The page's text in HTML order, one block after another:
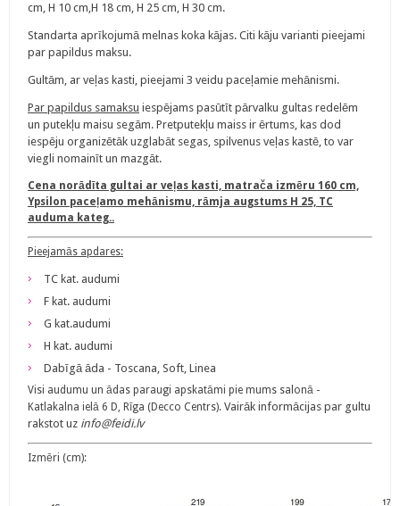
cm, H 10 cm,H 18 cm, H 25 cm, H 30 cm.
Standarta aprīkojumā melnas koka kājas. Citi kāju varianti pieejami
par papildus maksu.
Gultām, ar veļas kasti, pieejami 3 veidu paceļamie mehānismi.
Par papildus samaksu iespējams pasūtīt pārvalku gultas redelēm
un putekļu maisu segām. Pretputekļu maiss ir ērtums, kas dod
iespēju organizētāk uzglabāt segas, spilvenus veļas kastē, to var
viegli nomainīt un mazgāt.
Cena norādīta gultai ar veļas kasti, matrača izmēru 160 cm,
Ypsilon paceļamo mehānismu, rāmja augstums H 25, TC
auduma kateg..
Pieejamās apdares:
TC kat. audumi
F kat. audumi
G kat.audumi
H kat. audumi
Dabīgā āda - Toscana, Soft, Linea
Visi audumu un ādas paraugi apskatāmi pie mums salonā -
Katlakalna ielā 6 D, Rīga (Decco Centrs). Vairāk informācijas par gultu
rakstot uz info@feidi.lv
Izmēri (cm):